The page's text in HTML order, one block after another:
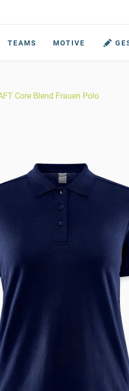
TEAMS MOTIVE
Core Blend Frauen Polo